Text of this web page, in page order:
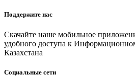
Поддержите нас
Скачайте наше мобильное
удобного доступа к
Казахстана
Социальные сети